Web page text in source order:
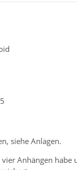
siehe Anlagen.
Anhängen